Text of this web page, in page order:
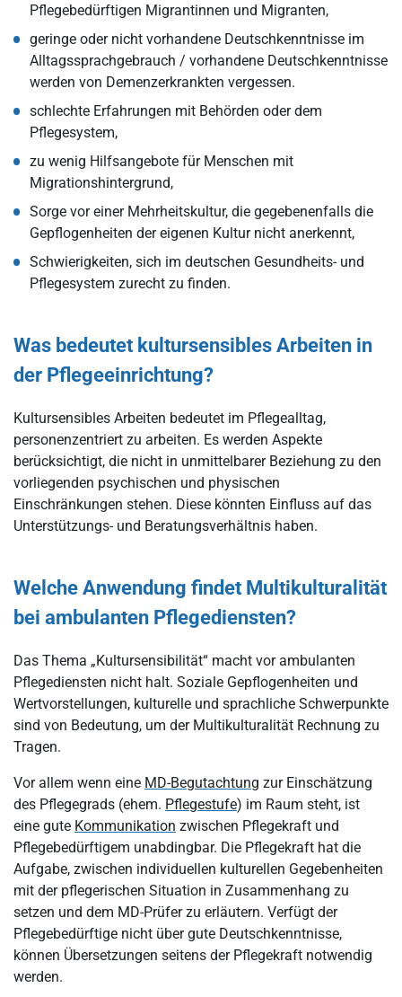
Pflegebedürftigen Migrantinnen und Migranten,
geringe oder nicht vorhandene Deutschkenntnisse im
Alltagssprachgebrauch / vorhandene Deutschkenntnisse
werden von Demenzerkrankten vergessen.
schlechte Erfahrungen mit Behörden oder dem
Pflegesystem,
zu wenig Hilfsangebote für Menschen mit
Migrationshintergrund,
Sorge vor einer Mehrheitskultur, die gegebenenfalls die
Gepflogenheiten der eigenen Kultur nicht anerkennt,
Schwierigkeiten, sich im deutschen Gesundheits- und
Pflegesystem zurecht zu finden.
Was bedeutet kultursensibles Arbeiten in
der Pflegeeinrichtung?
Kultursensibles Arbeiten bedeutet im Pflegealltag,
personenzentriert zu arbeiten. Es werden Aspekte
berücksichtigt, die nicht in unmittelbarer Beziehung zu den
vorliegenden psychischen und physischen
Einschränkungen stehen. Diese könnten Einfluss auf das
Unterstützungs- und Beratungsverhältnis haben.
Welche Anwendung findet Multikulturalität
bei ambulanten Pflegediensten?
Das Thema „Kultursensibilität“ macht vor ambulanten
Pflegediensten nicht halt. Soziale Gepflogenheiten und
Wertvorstellungen, kulturelle und sprachliche Schwerpunkte
sind von Bedeutung, um der Multikulturalität Rechnung zu
Tragen.
Vor allem wenn eine MD-Begutachtung zur Einschätzung
des Pflegegrads (ehem. Pflegestufe) im Raum steht, ist
eine gute Kommunikation zwischen Pflegekraft und
Pflegebedürftigem unabdingbar. Die Pflegekraft hat die
Aufgabe, zwischen individuellen kulturellen Gegebenheiten
mit der pflegerischen Situation in Zusammenhang zu
setzen und dem MD-Prüfer zu erläutern. Verfügt der
Pflegebedürftige nicht über gute Deutschkenntnisse,
können Übersetzungen seitens der Pflegekraft notwendig
werden.